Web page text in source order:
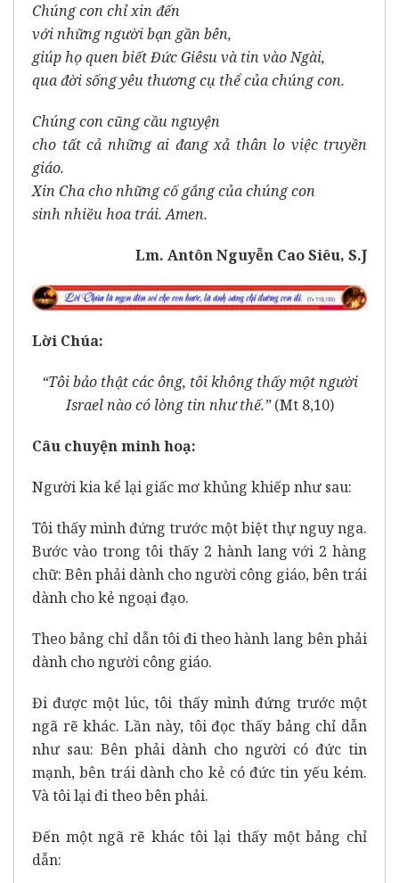
Chúng con chỉ xin đến
với những người bạn gần bên,
giúp họ quen biết Đức Giêsu và tin vào Ngài,
qua đời sống yêu thương cụ thể của chúng con.
Chúng con cũng cầu nguyện
cho tất cả những ai đang xả thân lo việc truyền
giáo.
Xin Cha cho những cố gắng của chúng con
sinh nhiều hoa trái. Amen.
Lm. Antôn Nguyễn Cao Siêu, S.J
Lời Chúa:
“Tôi bảo thật các ông, tôi không thấy một người
Israel nào có lòng tin như thế.”(Mt 8,10)
Câu chuyện minh hoạ:
Người kia kể lại giấc mơ khủng khiếp như sau:
Tôi thấy mình đứng trước một biệt thự nguy nga.
Bước vào trong tôi thấy 2 hành lang với 2 hàng
chữ: Bên phải dành cho người công giáo, bên trái
dành cho kẻ ngoại đạo.
Theo bảng chỉ dẫn tôi đi theo hành lang bên phải
dành cho người công giáo.
Đi được một lúc, tôi thấy mình đứng trước một
ngã rẽ khác. Lần này, tôi đọc thấy bảng chỉ dẫn
như sau: Bên phải dành cho người có đức tin
mạnh, bên trái dành cho kẻ có đức tin yếu kém.
Và tôi lại đi theo bên phải.
Đến một ngã rẽ khác tôi lại thấy một bảng chỉ
dẫn: